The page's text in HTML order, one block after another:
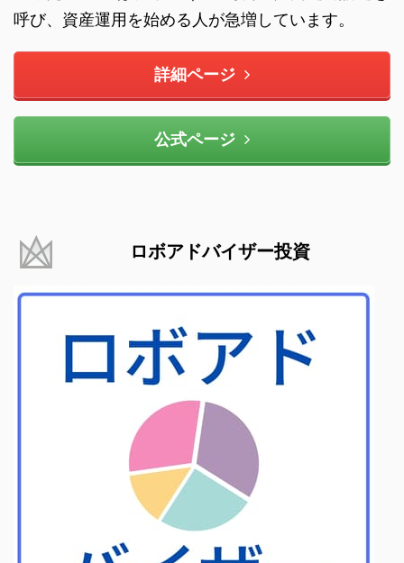
呼び、資産運用を始める人が急増しています。
詳細ページ
公式ページ
ロボアドバイザー投資